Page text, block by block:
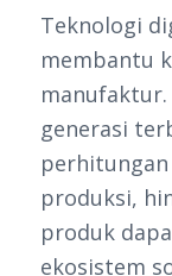
Teknologi
membantu
generasi
produksi,
produk
ekosistem